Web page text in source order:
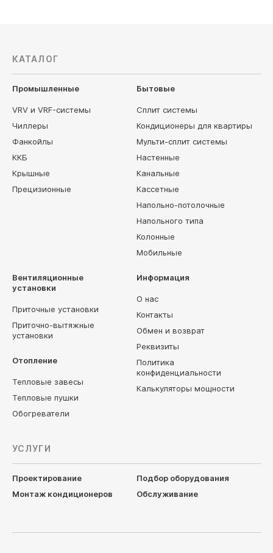
КАТАЛОГ
Промышленные
VRV и VRF-системы
Чиллеры
Фанкойлы
ККБ
Крышные
Прецизионные
Бытовые
Сплит системы
Кондиционеры для квартиры
Мульти-сплит системы
Настенные
Канальные
Кассетные
Напольно-потолочные
Напольного типа
Колонные
Мобильные
Вентиляционные
установки
Приточные установки
Приточно-вытяжные
установки
Отопление
Тепловые завесы
Тепловые пушки
Обогреватели
Информация
О нас
Контакты
Обмен и возврат
Реквизиты
Политика
конфиденциальности
Калькуляторы мощности
УСЛУГИ
Проектирование
Подбор оборудования
Монтаж кондиционеров
Обслуживание